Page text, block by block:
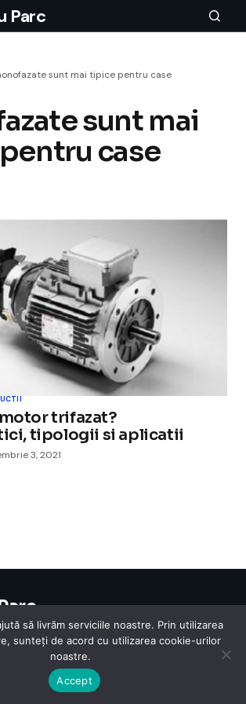
Parc
sunt mai tipice pentru case
sunt mai
case
trifazat?
tipologii si aplicatii
3, 2021
All Rights Reserved.
Moda Sarbatori Telefoane
să livrăm serviciile noastre. Prin utilizarea
sunteți de acord cu utilizarea cookie-urilor
noastre.
Accept